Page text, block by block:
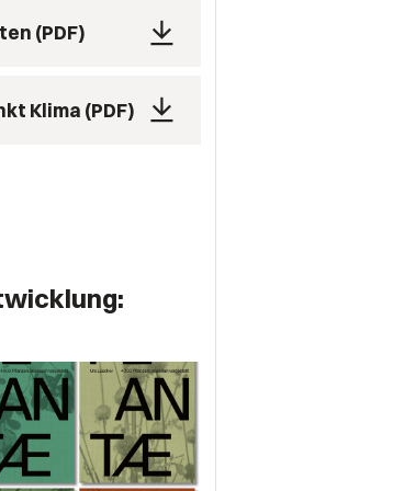
PDF
Klima PDF